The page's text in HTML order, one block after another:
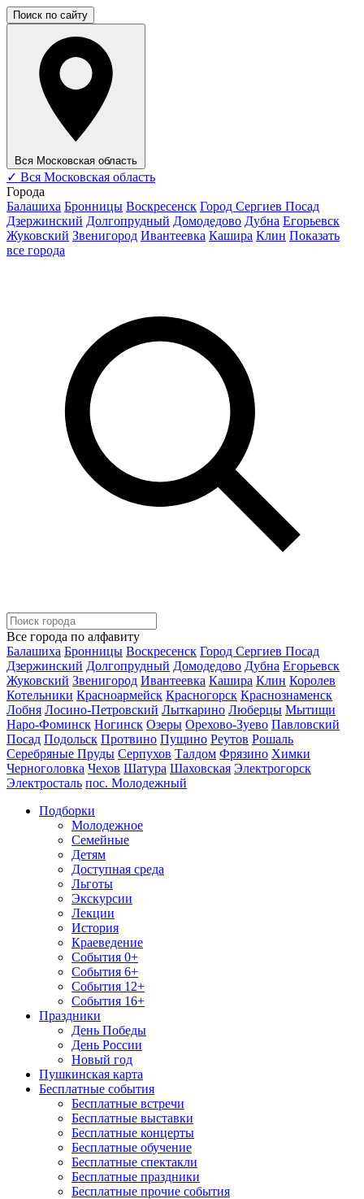
Поиск по сайту
Вся Московская область
✓ Вся Московская область
Города
Балашиха Бронницы Воскресенск Город Сергиев Посад
Дзержинский Долгопрудный Домодедово Дубна Егорьевск
Жуковский Звенигород Ивантеевка Кашира Клин Показать
все города
Все города по алфавиту
Балашиха Бронницы Воскресенск Город Сергиев Посад
Дзержинский Долгопрудный Домодедово Дубна Егорьевск
Жуковский Звенигород Ивантеевка Кашира Клин Королев
Котельники Красноармейск Красногорск Краснознаменск
Лобня Лосино-Петровский Лыткарино Люберцы Мытищи
Наро-Фоминск Ногинск Озеры Орехово-Зуево Павловский
Посад Подольск Протвино Пущино Реутов Рошаль
Серебряные Пруды Серпухов Талдом Фрязино Химки
Черноголовка Чехов Шатура Шаховская Электрогорск
Электросталь пос. Молодежный
Подборки
Молодежное
Семейные
Детям
Доступная среда
Льготы
Экскурсии
Лекции
История
Краеведение
События 0+
События 6+
События 12+
События 16+
Праздники
День Победы
День России
Новый год
Пушкинская карта
Бесплатные события
Бесплатные встречи
Бесплатные выставки
Бесплатные концерты
Бесплатные обучение
Бесплатные спектакли
Бесплатные праздники
Бесплатные прочие события